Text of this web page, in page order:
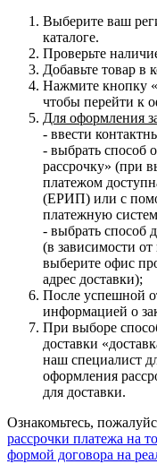
Выберите ваш
каталоге.
Проверьте
Добавьте товар в
Нажмите кнопку
чтобы перейти к
Для оформления
- ввести
- выбрать способ
рассрочку» (при
платежом
(ЕРИП) или с
платежную
- выбрать способ
(в зависимости
выберите офис
адрес доставки);
После успешной
информацией о
При выборе
доставки
наш специалист
оформления
для доставки.
Ознакомьтесь,
рассрочки платежа на
формой договора на